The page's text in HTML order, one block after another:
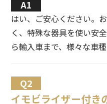
はい、ご安心ください。
く、特殊な器具を使い安
ら輸入車まで、様々な車種
イモビライザー付き